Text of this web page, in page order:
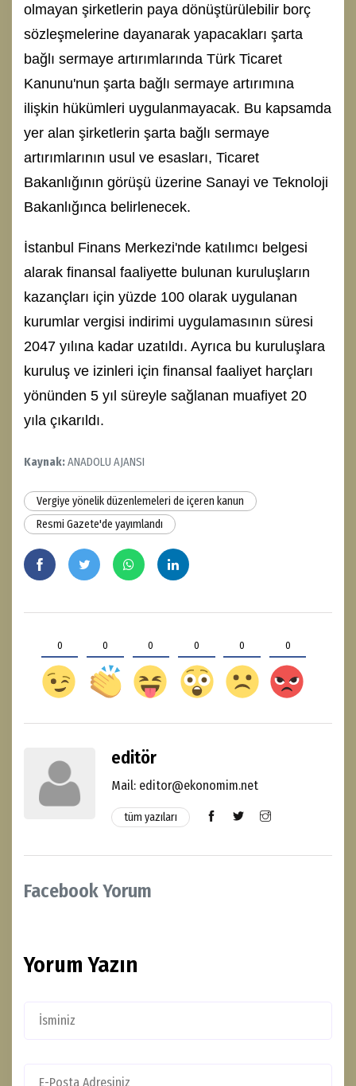
olmayan şirketlerin paya dönüştürülebilir borç
sözleşmelerine dayanarak yapacakları şarta
bağlı sermaye artırımlarında Türk Ticaret
Kanunu'nun şarta bağlı sermaye artırımına
ilişkin hükümleri uygulanmayacak. Bu kapsamda
yer alan şirketlerin şarta bağlı sermaye
artırımlarının usul ve esasları, Ticaret
Bakanlığının görüşü üzerine Sanayi ve Teknoloji
Bakanlığınca belirlenecek.
İstanbul Finans Merkezi'nde katılımcı belgesi
alarak finansal faaliyette bulunan kuruluşların
kazançları için yüzde 100 olarak uygulanan
kurumlar vergisi indirimi uygulamasının süresi
2047 yılına kadar uzatıldı. Ayrıca bu kuruluşlara
kuruluş ve izinleri için finansal faaliyet harçları
yönünden 5 yıl süreyle sağlanan muafiyet 20
yıla çıkarıldı.
Kaynak:ANADOLU AJANSI
Vergiye yönelik düzenlemeleri de içeren kanun
Resmi Gazete'de yayımlandı
0 0 0 0 0 0
editör
Mail: editor@ekonomim.net
tüm yazıları
Facebook Yorum
Yorum Yazın